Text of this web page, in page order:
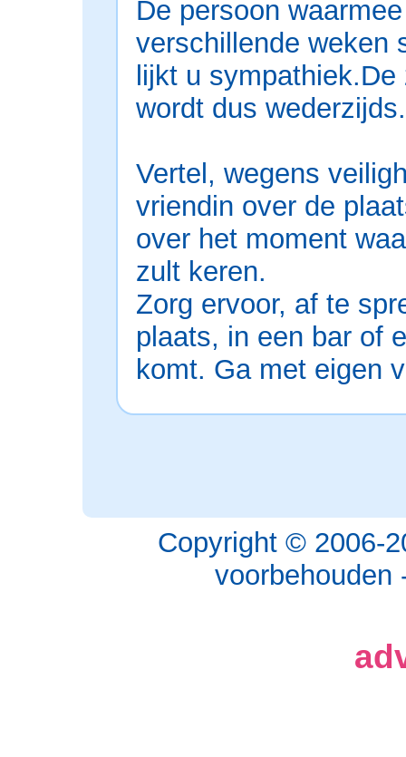
De persoon
verschillende weken
lijkt u
wordt dus
Vertel, wegens
vriendin over de
over het moment
zult keren.
Zorg ervoor, af te
plaats, in een bar of
komt. Ga met eigen
Copyright © 2006-
voorbehouden